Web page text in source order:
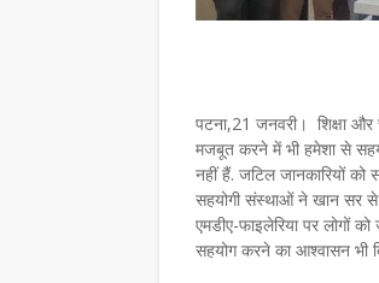
पटना,21 जनवरी। शिक्षा
मजबूत करने में भी हमेशा से
नहीं हैं. जटिल जानकारियों
सहयोगी संस्थाओं ने खान सर
एमडीए-फाइलेरिया पर लोगों
सहयोग करने का आश्वासन भी